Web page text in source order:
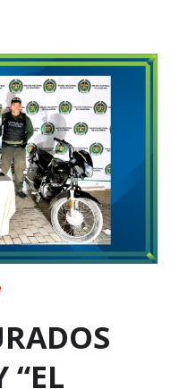
“EL